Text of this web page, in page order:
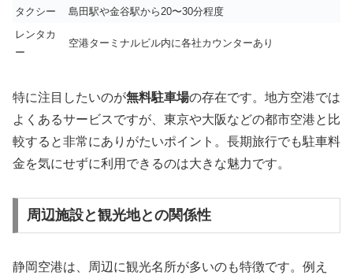
タクシー
島田駅や金谷駅から20〜30分程度
レンタカ
ー
空港ターミナルビル内に各社カウンターあり
特に注目したいのが無料駐車場の存在です。地方空港では
よくあるサービスですが、東京や大阪などの都市空港と比
較すると非常にありがたいポイント。長期旅行でも駐車料
金を気にせずに利用できるのは大きな魅力です。
周辺施設と観光地との関係性
静岡空港は、周辺に観光名所が多いのも特徴です。例え